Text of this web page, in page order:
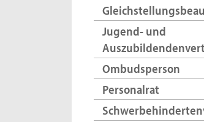
Jugend- und
Ombudsperson
Personalrat